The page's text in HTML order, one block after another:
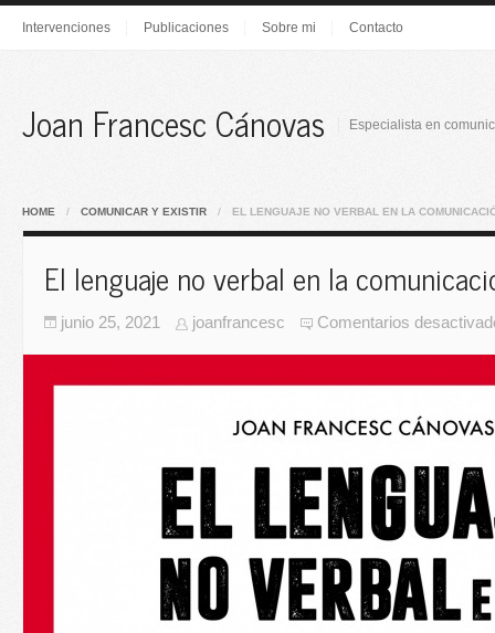
Intervenciones Publicaciones Sobre mi Contacto
Joan Francesc Cánovas Especialista en
HOME / COMUNICAR Y EXISTIR / EL LENGUAJE NO VERBAL EN LA
El lenguaje no verbal en la
junio 25, 2021 joanfrancesc Comentarios